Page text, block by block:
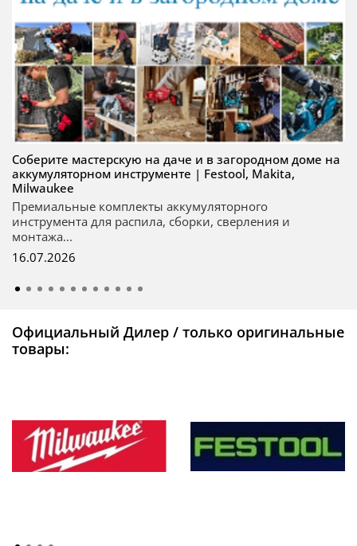
Соберите мастерскую на даче и в загородном доме на
аккумуляторном инструменте | Festool, Makita,
Milwaukee
Премиальные комплекты аккумуляторного
инструмента для распила, сборки, сверления и
монтажа...
16.07.2026
Официальный Дилер / только оригинальные
товары: